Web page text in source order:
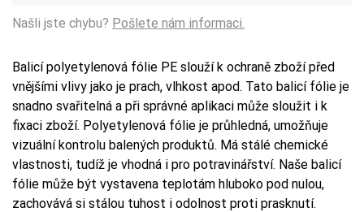
Našli jste chybu? Pošlete nám informaci.
Balicí polyetylenová fólie PE slouží k ochraně zboží před
vnějšími vlivy jako je prach, vlhkost apod. Tato balicí fólie je
snadno svařitelná a při správné aplikaci může sloužit i k
fixaci zboží. Polyetylenová fólie je průhledná, umožňuje
vizuální kontrolu balených produktů. Má stálé chemické
vlastnosti, tudíž je vhodná i pro potravinářství. Naše balicí
fólie může být vystavena teplotám hluboko pod nulou,
zachovává si stálou tuhost i odolnost proti prasknutí.